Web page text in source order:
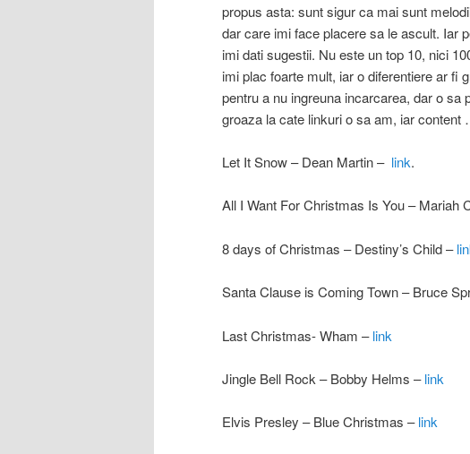
propus asta: sunt sigur ca mai sunt
dar care imi face placere sa le ascult. Iar
imi dati sugestii. Nu este un top 10, nici
imi plac foarte mult, iar o diferentiere ar fi
pentru a nu ingreuna incarcarea, dar o
groaza la cate linkuri o sa am, iar
Let It Snow – Dean Martin – link.
All I Want For Christmas Is You – Mariah
8 days of Christmas – Destiny’s Child –
Santa Clause is Coming Town – Bruce
Last Christmas- Wham –link
Jingle Bell Rock – Bobby Helms –link
Elvis Presley – Blue Christmas –link